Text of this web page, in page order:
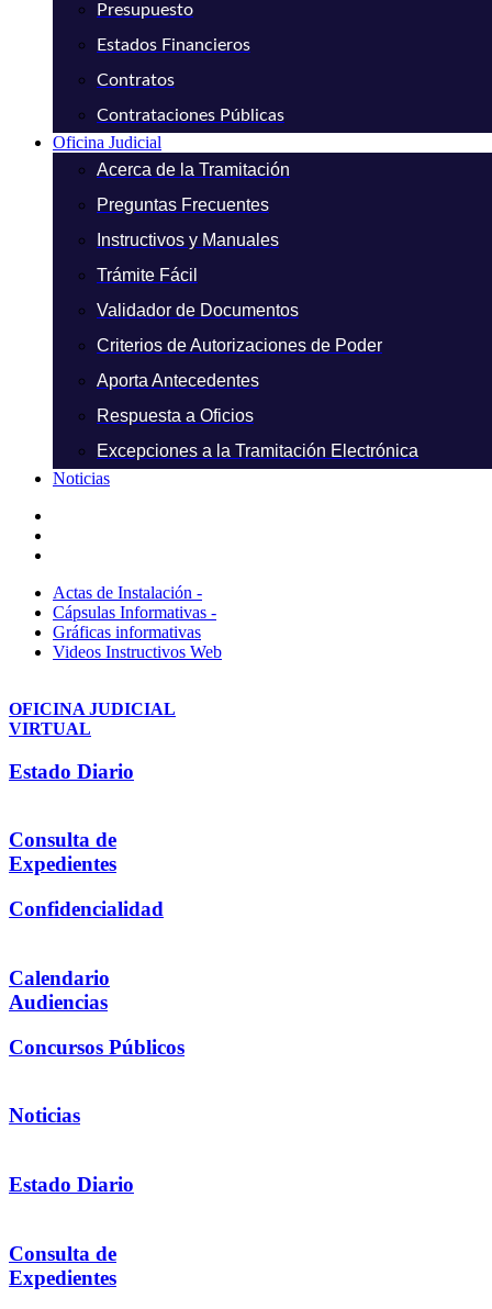
Presupuesto
Estados Financieros
Contratos
Contrataciones Públicas
Oficina Judicial
Acerca de la Tramitación
Preguntas Frecuentes
Instructivos y Manuales
Trámite Fácil
Validador de Documentos
Criterios de Autorizaciones de Poder
Aporta Antecedentes
Respuesta a Oficios
Excepciones a la Tramitación Electrónica
Noticias
Actas de Instalación -
Cápsulas Informativas -
Gráficas informativas
Videos Instructivos Web
OFICINA JUDICIAL
VIRTUAL
Estado Diario
Consulta de
Expedientes
Confidencialidad
Calendario
Audiencias
Concursos Públicos
Noticias
Estado Diario
Consulta de
Expedientes